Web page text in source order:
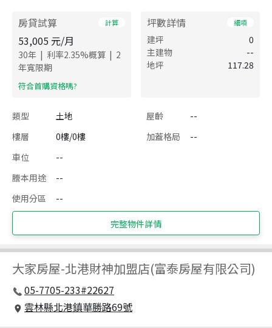
房貸試算 計算
53,005 元/月
30年 | 利率2.35%概算 | 2
年寬限期
​符合首購資格嗎?
坪數詳情 細項
建坪
0
主建物
--
地坪
117.28
類型 土地 屋齡
--
樓層
0樓/0樓 加蓋格局
--
車位
--
謄本用途
--
使用分區
--
完整物件詳情
大家房屋-北港財神加盟店(富泰房屋有限公司)
05-7705-233#22627
雲林縣北港鎮華勝路69號